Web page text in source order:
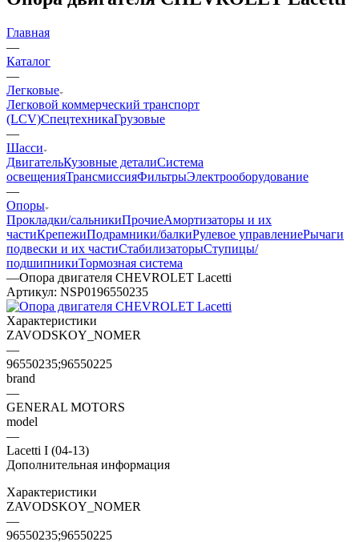
Главная
—
Каталог
—
Легковые
Легковой коммерческий транспорт
(LCV)СпецтехникаГрузовые
—
Шасси
ДвигательКузовные деталиСистема
освещенияТрансмиссияФильтрыЭлектрооборудование
—
Опоры
Прокладки/сальникиПрочиеАмортизаторы и их
частиКрепежиПодрамники/балкиРулевое управлениеРычаги
подвески и их частиСтабилизаторыСтупицы/
подшипникиТормозная система
—Опора двигателя CHEVROLET Lacetti
Артикул: NSP0196550235
Характеристики
ZAVODSKOY_NOMER
—
96550235;96550225
brand
—
GENERAL MOTORS
model
—
Lacetti I (04-13)
Дополнительная информация
Характеристики
ZAVODSKOY_NOMER
—
96550235;96550225